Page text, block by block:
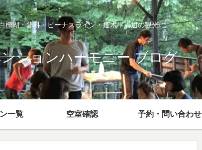
樺湖・蓼科・ビーナスライン・姫木平周辺の観光に
ションハーモニー ブログ
一覧 空室確認 予約・問い合わせ